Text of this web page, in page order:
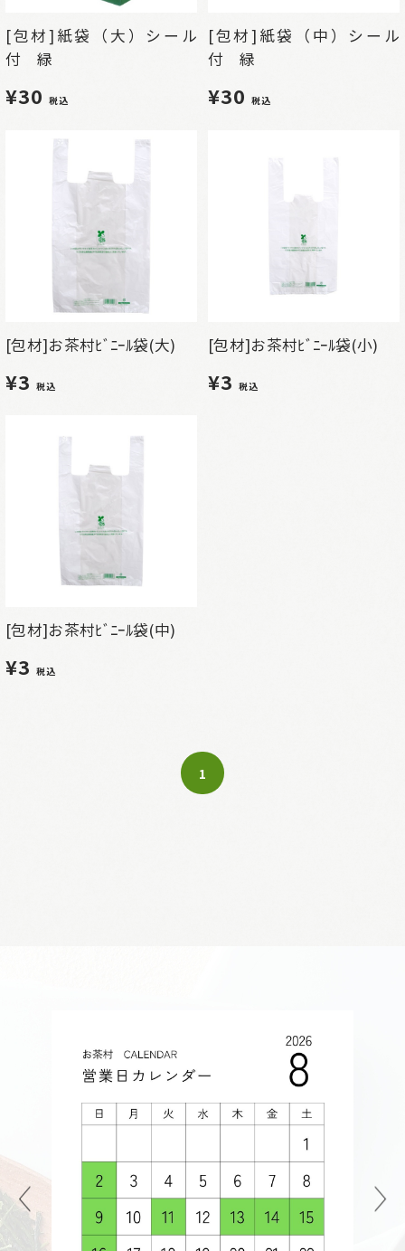
[包材]紙袋（大）シール
付 緑
¥30税込
[包材]紙袋（中）シール
付 緑
¥30税込
[包材]お茶村ﾋﾞﾆｰﾙ袋(大)
¥3税込
[包材]お茶村ﾋﾞﾆｰﾙ袋(小)
¥3税込
[包材]お茶村ﾋﾞﾆｰﾙ袋(中)
¥3税込
1